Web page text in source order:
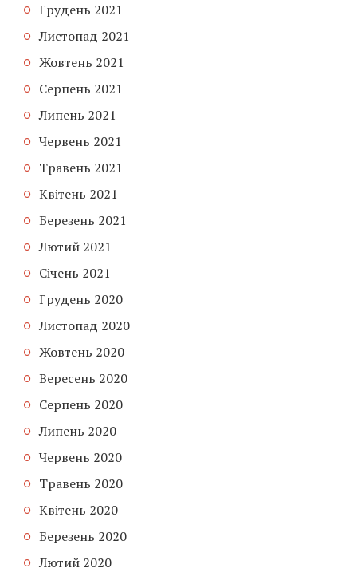
Грудень 2021
Листопад 2021
Жовтень 2021
Серпень 2021
Липень 2021
Червень 2021
Травень 2021
Квітень 2021
Березень 2021
Лютий 2021
Січень 2021
Грудень 2020
Листопад 2020
Жовтень 2020
Вересень 2020
Серпень 2020
Липень 2020
Червень 2020
Травень 2020
Квітень 2020
Березень 2020
Лютий 2020